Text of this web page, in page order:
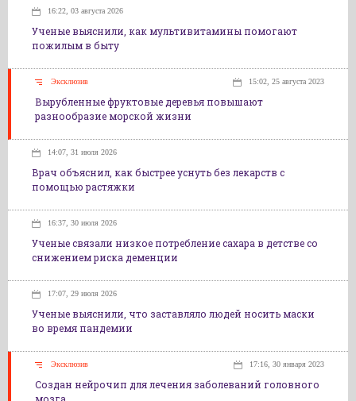
16:22, 03 августа 2026
Ученые выяснили, как мультивитамины помогают
пожилым в быту
Эксклюзив 15:02, 25 августа 2023
Вырубленные фруктовые деревья повышают
разнообразие морской жизни
14:07, 31 июля 2026
Врач объяснил, как быстрее уснуть без лекарств с
помощью растяжки
16:37, 30 июля 2026
Ученые связали низкое потребление сахара в детстве со
снижением риска деменции
17:07, 29 июля 2026
Ученые выяснили, что заставляло людей носить маски
во время пандемии
Эксклюзив 17:16, 30 января 2023
Создан нейрочип для лечения заболеваний головного